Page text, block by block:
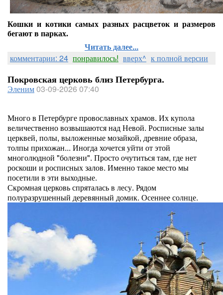
Кошки и котики самых разных расцветок и размеров
бегают в парках.
Читать далее...
комментарии: 24 понравилось! вверх^ к полной версии
Покровская церковь близ Петербурга.
Эленим03-09-2026 07:40
Много в Петербурге провославных храмов. Их купола
величественно возвышаются над Невой. Росписные залы
церквей, полы, выложенные мозайкой, древние образа,
толпы прихожан... Иногда хочется уйти от этой
многолюдной "болезни". Просто очутиться там, где нет
роскоши и росписных залов. Именно такое место мы
посетили в эти выходные.
Скромная церковь спряталась в лесу. Рядом
полуразрушенный деревянный домик. Осеннее солнце.